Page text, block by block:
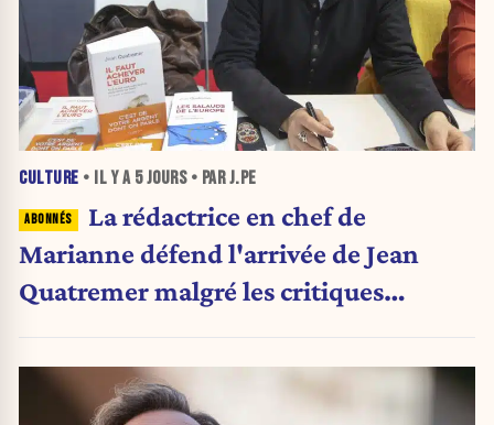
CULTURE • IL Y A 5 JOURS• PAR J.PE
La rédactrice en chef de
Marianne défend l'arrivée de Jean
Quatremer malgré les critiques